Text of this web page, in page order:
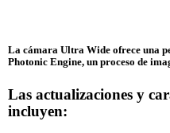
La cámara Ultra Wide ofrece una
Photonic Engine, un proceso de
Las actualizaciones y
incluyen: